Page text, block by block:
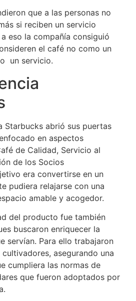
que a las personas no
si reciben un servicio
eso la compañía consiguió
el café no como un
un servicio.
Starbucks abrió sus puertas
en aspectos
de Calidad, Servicio al
de los Socios
era convertirse en un
pudiera relajarse con una
amable y acogedor.
del producto fue también
buscaron enriquecer la
servían. Para ello trabajaron
asegurando una
cumpliera las normas de
que fueron adoptados por